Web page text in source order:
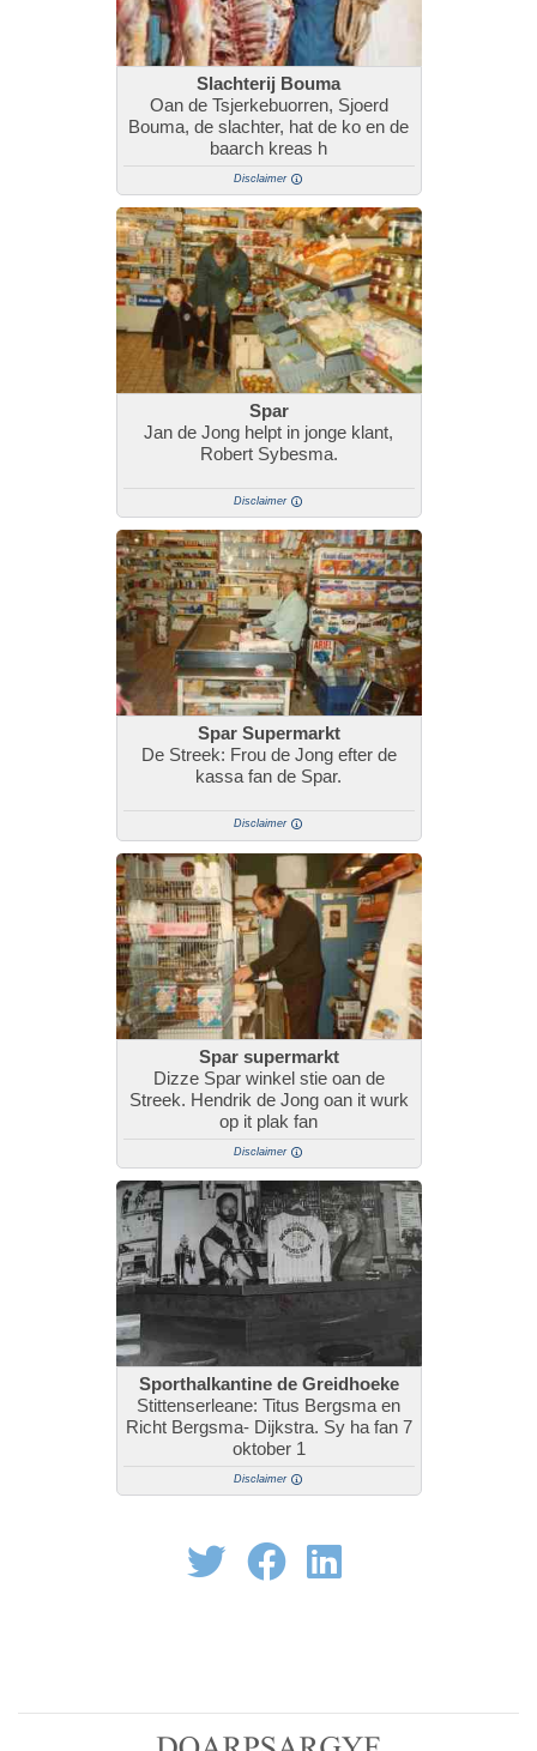
Slachterij Bouma
Oan de Tsjerkebuorren, Sjoerd
Bouma, de slachter, hat de ko en de
baarch kreas h
Disclaimer
Spar
Jan de Jong helpt in jonge klant,
Robert Sybesma.
Disclaimer
Spar Supermarkt
De Streek: Frou de Jong efter de
kassa fan de Spar.
Disclaimer
Spar supermarkt
Dizze Spar winkel stie oan de
Streek. Hendrik de Jong oan it wurk
op it plak fan
Disclaimer
Sporthalkantine de Greidhoeke
Stittenserleane: Titus Bergsma en
Richt Bergsma- Dijkstra. Sy ha fan 7
oktober 1
Disclaimer